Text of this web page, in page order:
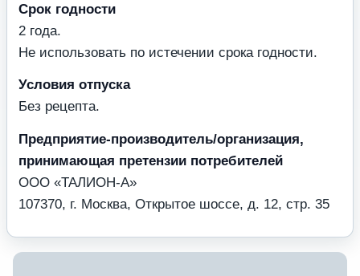
Срок годности
2 года.
Не использовать по истечении срока годности.
Условия отпуска
Без рецепта.
Предприятие-производитель/организация,
принимающая претензии потребителей
ООО «ТАЛИОН-А»
107370, г. Москва, Открытое шоссе, д. 12, стр. 35